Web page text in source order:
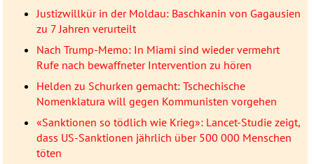
Justizwillkür in der Moldau: Baschkanin von Gagausien
zu 7 Jahren verurteilt
Nach Trump-Memo: In Miami sind wieder vermehrt
Rufe nach bewaffneter Intervention zu hören
Helden zu Schurken gemacht: Tschechische
Nomenklatura will gegen Kommunisten vorgehen
«Sanktionen so tödlich wie Krieg»: Lancet-Studie zeigt,
dass US-Sanktionen jährlich über 500 000 Menschen
töten